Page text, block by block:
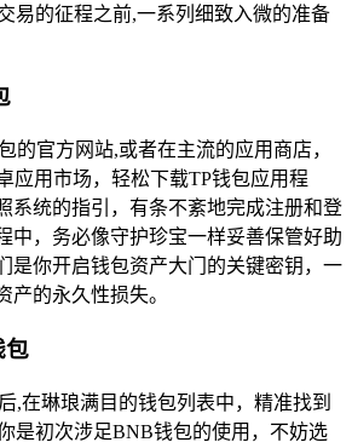
易的征程之前,一系列细致入微的准备
的官方网站,或者在主流的应用商店，
应用市场，轻松下载TP钱包应用程
系统的指引，有条不紊地完成注册和登
中，务必像守护珍宝一样妥善保管好助
是你开启钱包资产大门的关键密钥，一
产的永久性损失。
包
,在琳琅满目的钱包列表中，精准找到
是初次涉足BNB钱包的使用，不妨选